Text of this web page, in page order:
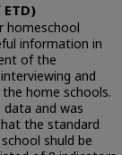
homeschool
information in
of the
and
home schools.
data and was
the standard
shuld be